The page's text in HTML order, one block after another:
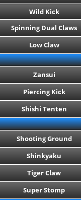
Wild Kick
Spinning Dual Claws
Low Claw
Zansui
Piercing Kick
Shishi Tenten
Shooting Ground
Shinkyaku
Tiger Claw
Super Stomp